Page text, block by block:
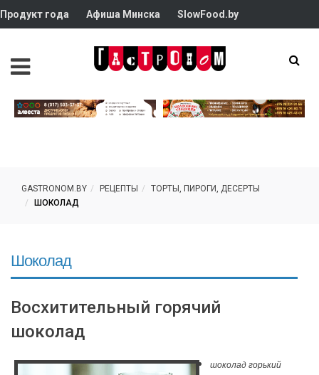
Продукт года Афиша Минска SlowFood.by
GASTRONOM.BY РЕЦЕПТЫ
ТОРТЫ, ПИРОГИ, ДЕСЕРТЫ
ШОКОЛАД
Шоколад
Восхитительный горячий
шоколад
шоколад горький